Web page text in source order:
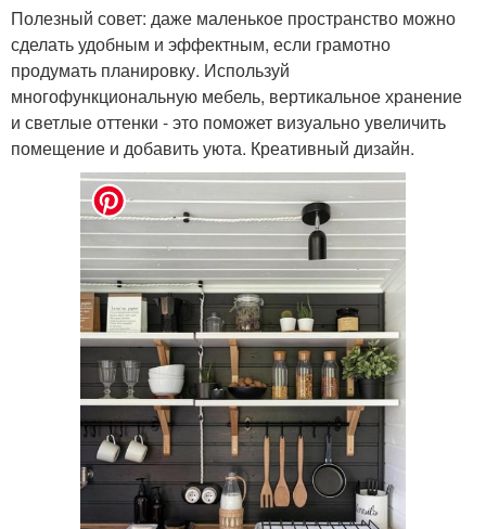
Полезный совет: даже маленькое пространство можно
сделать удобным и эффектным, если грамотно
продумать планировку. Используй
многофункциональную мебель, вертикальное хранение
и светлые оттенки - это поможет визуально увеличить
помещение и добавить уюта. Креативный дизайн.